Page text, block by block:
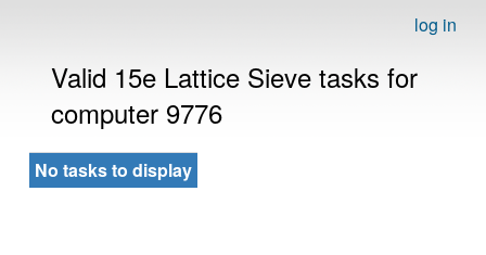
log in
Valid 15e Lattice Sieve tasks for
computer 9776
No tasks to display